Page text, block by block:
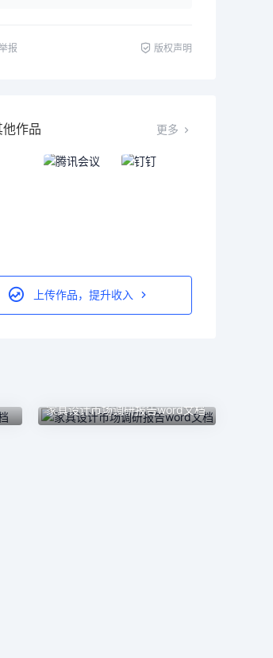
报 版权声明
作品 更多
上传作品，提升收入
家具设计市场调研报告word文档